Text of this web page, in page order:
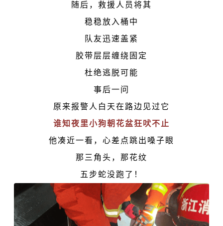
随后，救援人员将其
稳稳放入桶中
队友迅速盖紧
胶带层层缠绕固定
杜绝逃脱可能
事后一问
原来报警人白天在路边见过它
谁知夜里小狗朝花盆狂吠不止
他凑近一看，心差点跳出嗓子眼
那三角头，那花纹
五步蛇没跑了！